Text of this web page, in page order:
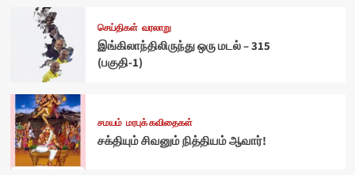
செய்திகள் வரலாறு
இங்கிலாந்திலிருந்து ஒரு மடல் – 315
(பகுதி-1)
சமயம் மரபுக் கவிதைகள்
சக்தியும் சிவனும் நித்தியம் ஆவார்!